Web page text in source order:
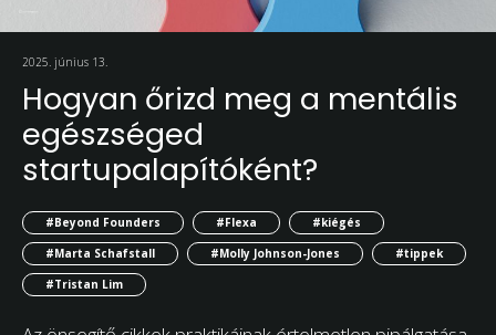
2025. június 13.
Hogyan őrizd meg a mentális
egészséged
startupalapítóként?
#Beyond Founders #Flexa
#kiégés
#Marta Schafstall
#Molly Johnson-Jones
#tippek
#Tristan Lim